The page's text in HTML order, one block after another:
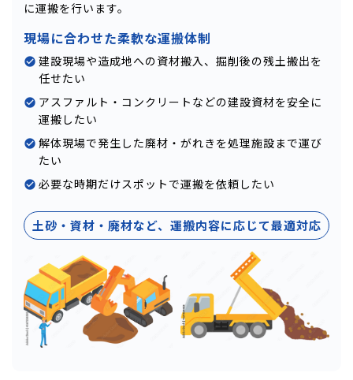
に運搬を行います。
現場に合わせた柔軟な運搬体制
建設現場や造成地への資材搬入、掘削後の残土搬出を
任せたい
アスファルト・コンクリートなどの建設資材を安全に
運搬したい
解体現場で発生した廃材・がれきを処理施設まで運び
たい
必要な時期だけスポットで運搬を依頼したい
土砂・資材・廃材など、運搬内容に応じて最適対応